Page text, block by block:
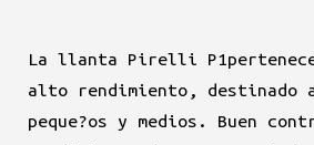
original
era:
es:
La llanta Pirelli
alto rendimiento, destinado
peque?os y medios. Buen